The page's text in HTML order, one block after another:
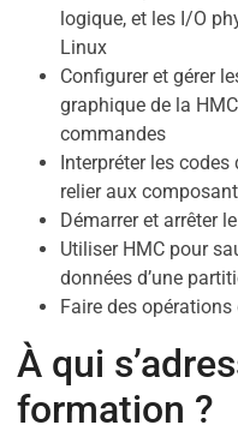
logique, et les I/O
Linux
Configurer et gérer
graphique de la
commandes
Interpréter les codes
relier aux
Démarrer et arrêter
Utiliser HMC pour
données d’une
Faire des opérations
À qui
formation ?